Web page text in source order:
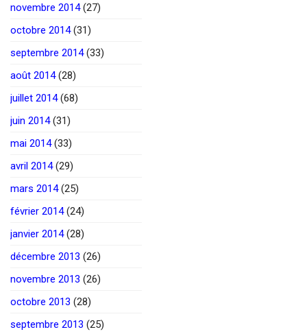
novembre 2014(27)
octobre 2014(31)
septembre 2014(33)
août 2014(28)
juillet 2014(68)
juin 2014(31)
mai 2014(33)
avril 2014(29)
mars 2014(25)
février 2014(24)
janvier 2014(28)
décembre 2013 (26)
novembre 2013 (26)
octobre 2013 (28)
septembre 2013 (25)